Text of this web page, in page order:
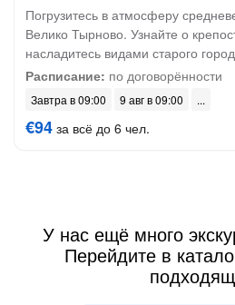
Погрузитесь в атмосферу
Велико Тырново. Узнайте о
насладитесь видами старого
Расписание: по договорённости
Завтра в 09:00 9 авг в 09:00
€94 за всё до 6 чел.
У нас ещё много
Перейдите в